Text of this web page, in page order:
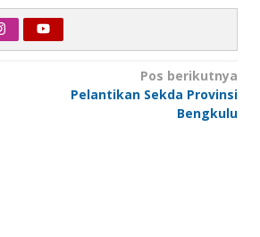
Pos berikutnya
Pelantikan Sekda Provinsi
Bengkulu